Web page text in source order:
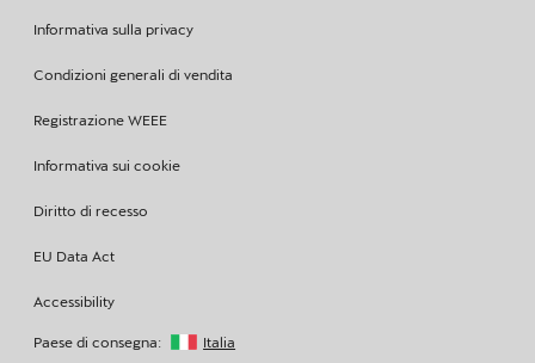
Informativa sulla privacy
Condizioni generali di vendita
Registrazione WEEE
Informativa sui cookie
Diritto di recesso
EU Data Act
Accessibility
Paese di consegna: Italia